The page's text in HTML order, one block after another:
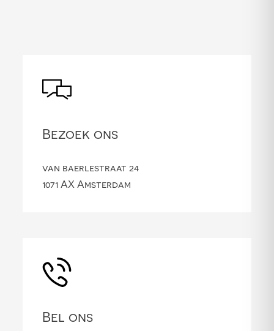
Bezoek ons
van baerlestraat 24
1071 AX Amsterdam
Bel ons